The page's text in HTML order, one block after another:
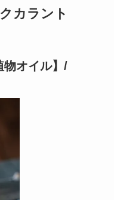
カラント
物オイル】/